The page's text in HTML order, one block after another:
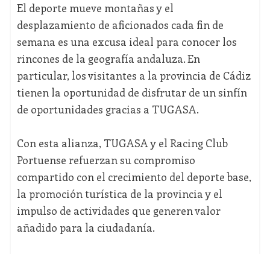
El deporte mueve montañas y el
desplazamiento de aficionados cada fin de
semana es una excusa ideal para conocer los
rincones de la geografía andaluza. En
particular, los visitantes a la provincia de Cádiz
tienen la oportunidad de disfrutar de un sinfín
de oportunidades gracias a TUGASA.
Con esta alianza, TUGASA y el Racing Club
Portuense refuerzan su compromiso
compartido con el crecimiento del deporte base,
la promoción turística de la provincia y el
impulso de actividades que generen valor
añadido para la ciudadanía.